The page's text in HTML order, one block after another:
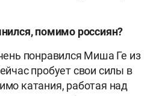
помимо россиян?
понравился Миша Ге из
пробует свои силы в
катания, работая над